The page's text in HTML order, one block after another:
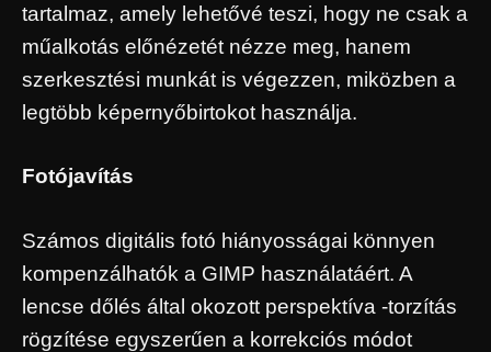
tartalmaz, amely lehetővé teszi, hogy ne csak a
műalkotás előnézetét nézze meg, hanem
szerkesztési munkát is végezzen, miközben a
legtöbb képernyőbirtokot használja.
Fotójavítás
Számos digitális fotó hiányosságai könnyen
kompenzálhatók a GIMP használatáért. A
lencse dőlés által okozott perspektíva -torzítás
rögzítése egyszerűen a korrekciós módot